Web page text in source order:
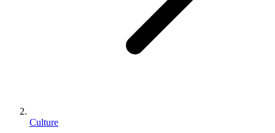
Culture